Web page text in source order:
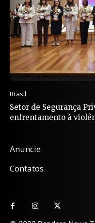
Brasil
Setor de Segurança
enfrentamento à
Anuncie
Contatos